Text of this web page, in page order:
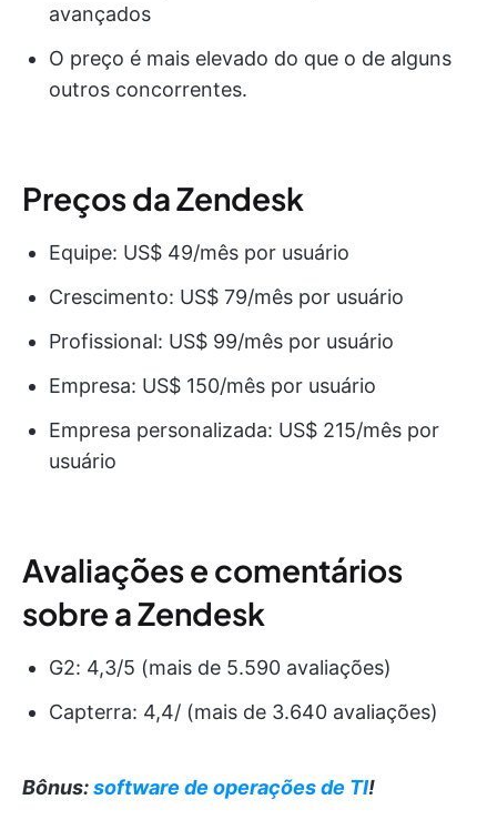
avançados
O preço é mais elevado do que o de alguns
outros concorrentes.
Preços da Zendesk
Equipe: US$ 49/mês por usuário
Crescimento: US$ 79/mês por usuário
Profissional: US$ 99/mês por usuário
Empresa: US$ 150/mês por usuário
Empresa personalizada: US$ 215/mês por
usuário
Avaliações e comentários
sobre a Zendesk
G2: 4,3/5 (mais de 5.590 avaliações)
Capterra: 4,4/ (mais de 3.640 avaliações)
Bônus:software de operações de TI!